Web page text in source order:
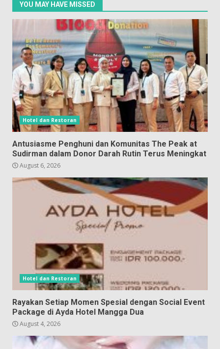
YOU MAY HAVE MISSED
Hotel dan Restoran
Antusiasme Penghuni dan Komunitas The Peak at
Sudirman dalam Donor Darah Rutin Terus Meningkat
August 6, 2026
Hotel dan Restoran
Rayakan Setiap Momen Spesial dengan Social Event
Package di Ayda Hotel Mangga Dua
August 4, 2026